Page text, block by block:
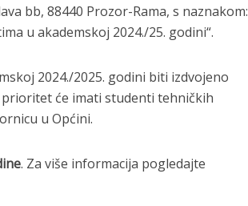
bb, 88440 Prozor-Rama, s naznakom:
u akademskoj 2024./25. godini“.
2024./2025. godini biti izdvojeno
će imati studenti tehničkih
u Općini.
. Za više informacija pogledajte